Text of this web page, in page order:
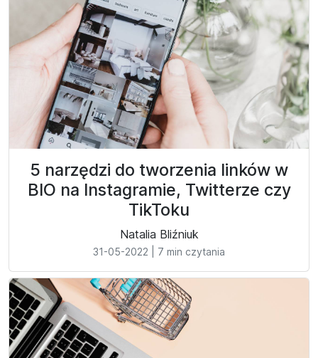
5 narzędzi do tworzenia linków w
BIO na Instagramie, Twitterze czy
TikToku
Natalia Bliźniuk
31-05-2022 7 min czytania